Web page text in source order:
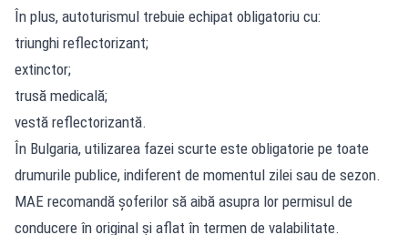
În plus, autoturismul trebuie echipat obligatoriu cu:
triunghi reflectorizant;
extinctor;
trusă medicală;
vestă reflectorizantă.
În Bulgaria, utilizarea fazei scurte este obligatorie pe toate
drumurile publice, indiferent de momentul zilei sau de sezon.
MAE recomandă șoferilor să aibă asupra lor permisul de
conducere în original și aflat în termen de valabilitate.